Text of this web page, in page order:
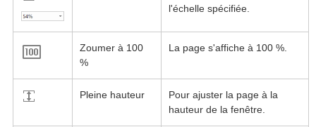
l'échelle spécifiée.
Zoumer à 100
%
La page s'affiche à 100 %.
Pleine hauteur
Pour ajuster la page à la
hauteur de la fenêtre.